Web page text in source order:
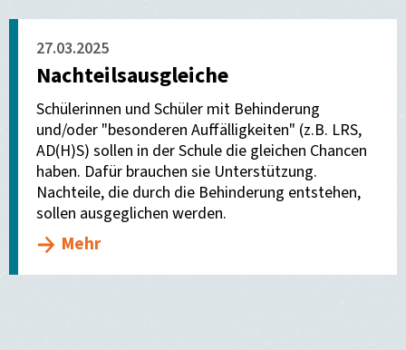
27.03.2025
Nachteilsausgleiche
Schülerinnen und Schüler mit Behinderung
und/oder "besonderen Auffälligkeiten" (z.B. LRS,
AD(H)S) sollen in der Schule die gleichen Chancen
haben. Dafür brauchen sie Unterstützung.
Nachteile, die durch die Behinderung entstehen,
sollen ausgeglichen werden.
Mehr